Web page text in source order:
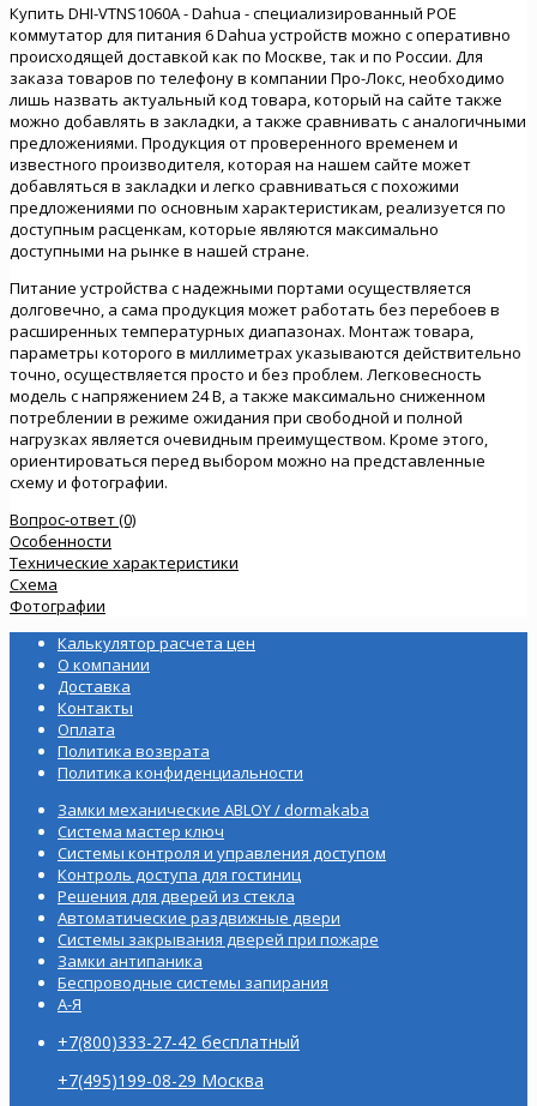
Купить DHI-VTNS1060A - Dahua - специализированный POE
коммутатор для питания 6 Dahua устройств можно с оперативно
происходящей доставкой как по Москве, так и по России. Для
заказа товаров по телефону в компании Про-Локс, необходимо
лишь назвать актуальный код товара, который на сайте также
можно добавлять в закладки, а также сравнивать с аналогичными
предложениями. Продукция от проверенного временем и
известного производителя, которая на нашем сайте может
добавляться в закладки и легко сравниваться с похожими
предложениями по основным характеристикам, реализуется по
доступным расценкам, которые являются максимально
доступными на рынке в нашей стране.
Питание устройства с надежными портами осуществляется
долговечно, а сама продукция может работать без перебоев в
расширенных температурных диапазонах. Монтаж товара,
параметры которого в миллиметрах указываются действительно
точно, осуществляется просто и без проблем. Легковесность
модель с напряжением 24 В, а также максимально сниженном
потреблении в режиме ожидания при свободной и полной
нагрузках является очевидным преимуществом. Кроме этого,
ориентироваться перед выбором можно на представленные
схему и фотографии.
Вопрос-ответ (0)
Особенности
Технические характеристики
Схема
Фотографии
Калькулятор расчета цен
О компании
Доставка
Контакты
Оплата
Политика возврата
Политика конфиденциальности
Замки механические ABLOY / dormakaba
Система мастер ключ
Системы контроля и управления доступом
Контроль доступа для гостиниц
Решения для дверей из стекла
Автоматические раздвижные двери
Системы закрывания дверей при пожаре
Замки антипаника
Беспроводные системы запирания
А-Я
+7(800)333-27-42 бесплатный
+7(495)199-08-29 Москва